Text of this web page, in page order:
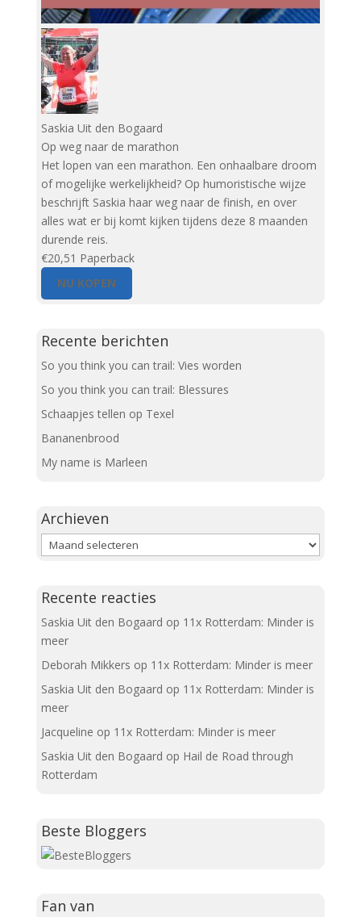
Saskia Uit den Bogaard
Op weg naar de marathon
Het lopen van een marathon. Een onhaalbare droom
of mogelijke werkelijkheid? Op humoristische wijze
beschrijft Saskia haar weg naar de finish, en over
alles wat er bij komt kijken tijdens deze 8 maanden
durende reis.
€20,51 Paperback
NU KOPEN
Recente berichten
So you think you can trail: Vies worden
So you think you can trail: Blessures
Schaapjes tellen op Texel
Bananenbrood
My name is Marleen
Archieven
Archieven
Recente reacties
Saskia Uit den Bogaard op 11x Rotterdam: Minder is
meer
Deborah Mikkers op 11x Rotterdam: Minder is meer
Saskia Uit den Bogaard op 11x Rotterdam: Minder is
meer
Jacqueline op 11x Rotterdam: Minder is meer
Saskia Uit den Bogaard op Hail de Road through
Rotterdam
Beste Bloggers
Fan van